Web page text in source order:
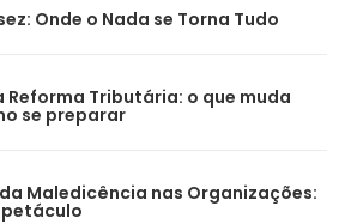
Onde o Nada se Torna Tudo
Reforma Tributária: o que muda
se preparar
Maledicência nas Organizações: